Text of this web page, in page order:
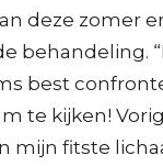
deze zomer
behandeling.
best
te kijken!
mijn fitste